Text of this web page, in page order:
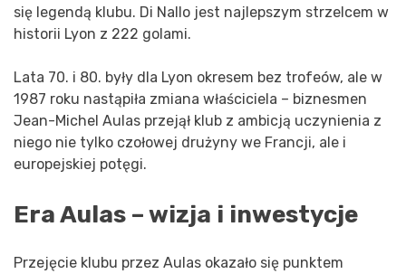
się legendą klubu. Di Nallo jest najlepszym strzelcem w
historii Lyon z 222 golami.
Lata 70. i 80. były dla Lyon okresem bez trofeów, ale w
1987 roku nastąpiła zmiana właściciela – biznesmen
Jean-Michel Aulas przejął klub z ambicją uczynienia z
niego nie tylko czołowej drużyny we Francji, ale i
europejskiej potęgi.
Era Aulas – wizja i inwestycje
Przejęcie klubu przez Aulas okazało się punktem